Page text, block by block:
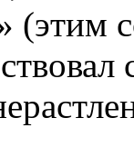
(этим